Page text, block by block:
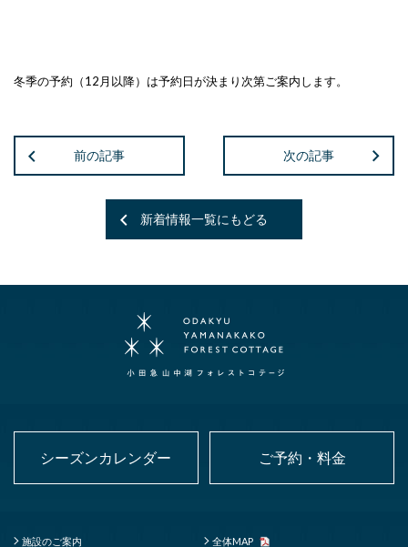
冬季の予約（12月以降）は予約日が決まり次第ご案内します。
前の記事 次の記事
新着情報一覧にもどる
シーズンカレンダー ご予約・料金
施設のご案内 全体MAP